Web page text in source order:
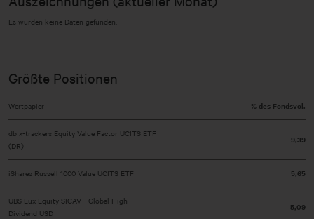
Es wurden keine Daten gefunden.
Größte Positionen
Wertpapier % des Fondsvol.
db x-trackers Equity Value Factor UCITS ETF
(DR)
9,39
iShares Russell 1000 Value UCITS ETF 5,65
UBS Lux Equity SICAV - Global High
Dividend USD
5,09